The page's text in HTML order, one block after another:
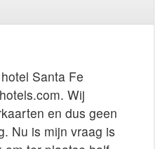
Santa Fe
Wij
en dus geen
Nu is mijn vraag is